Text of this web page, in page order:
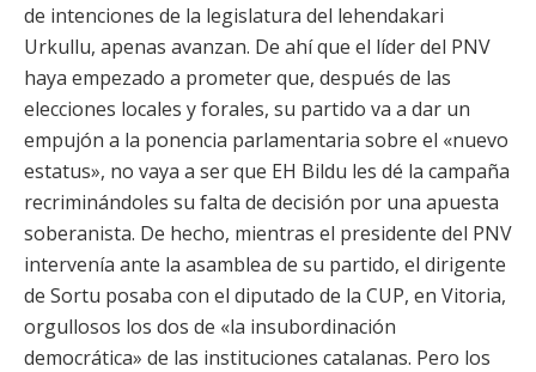
de intenciones de la legislatura del lehendakari
Urkullu, apenas avanzan. De ahí que el líder del PNV
haya empezado a prometer que, después de las
elecciones locales y forales, su partido va a dar un
empujón a la ponencia parlamentaria sobre el «nuevo
estatus», no vaya a ser que EH Bildu les dé la campaña
recriminándoles su falta de decisión por una apuesta
soberanista. De hecho, mientras el presidente del PNV
intervenía ante la asamblea de su partido, el dirigente
de Sortu posaba con el diputado de la CUP, en Vitoria,
orgullosos los dos de «la insubordinación
democrática» de las instituciones catalanas. Pero los